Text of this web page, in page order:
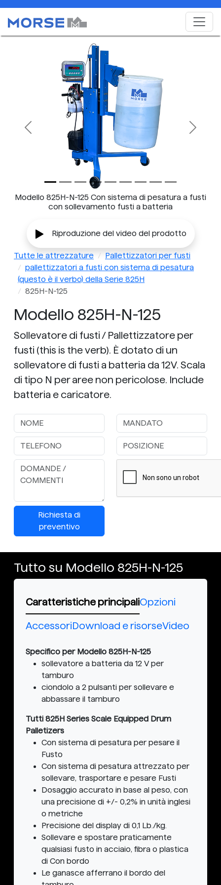
Modello 825H-N-125 Con sistema di pesatura a fusti
con sollevamento fusti a batteria
Previous Next
Riproduzione del video del prodotto
Tutte le attrezzature
Pallettizzatori per fusti
pallettizzatori a fusti con sistema di pesatura
(questo è il verbo) della Serie 825H
825H-N-125
Modello 825H-N-125
Sollevatore di fusti / Pallettizzatore per
fusti (this is the verb). È dotato di un
sollevatore di fusti a batteria da 12V. Scala
di tipo N per aree non pericolose. Include
batteria e caricatore.
Richiesta di
preventivo
Tutto su Modello 825H-N-125
Caratteristiche principaliOpzioni
AccessoriDownload e risorseVideo
Specifico per Modello 825H-N-125
sollevatore a batteria da 12 V per
tamburo
ciondolo a 2 pulsanti per sollevare e
abbassare il tamburo
Tutti 825H Series Scale Equipped Drum
Palletizers
Con sistema di pesatura per pesare il
Fusto
Con sistema di pesatura attrezzato per
sollevare, trasportare e pesare Fusti
Dosaggio accurato in base al peso, con
una precisione di +/- 0,2% in unità inglesi
o metriche
Precisione del display di 0,1 Lb./kg.
Sollevare e spostare praticamente
qualsiasi fusto in acciaio, fibra o plastica
di Con bordo
Le ganasce afferrano il bordo del